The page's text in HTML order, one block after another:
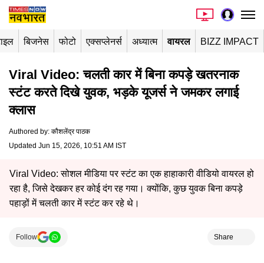
बिजनेस फोटो एक्सप्लेनर्स अध्यात्म वायरल BIZZ IMPACT
Viral Video: चलती कार में बिना कपड़े खतरनाक
स्टंट करते दिखे युवक, भड़के यूजर्स ने जमकर लगाई
क्लास
Authored by: कौशलेंद्र पाठक
Updated Jun 15, 2026, 10:51 AM IST
Viral Video: सोशल मीडिया पर स्टंट का एक हाहाकारी वीडियो वायरल हो
रहा है, जिसे देखकर हर कोई दंग रह गया। क्योंकि, कुछ युवक बिना कपड़े
पहाड़ों में चलती कार में स्टंट कर रहे थे।
Follow Share